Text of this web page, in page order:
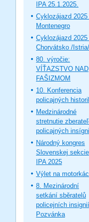
IPA 25.1.2025.
Cyklozájazd 2025
Montenegro
Cyklozájazd 2025
Chorvátsko /Istria/
80. výročie:
VÍŤAZSTVO NAD
FAŠIZMOM
10. Konferencia
policajných
Medzinárodné
stretnutie
policajných
Národný kongres
Slovenskej sekcie
IPA 2025
Výlet na
8. Mezinárodní
setkání sběratelů
policejních
Pozvánka